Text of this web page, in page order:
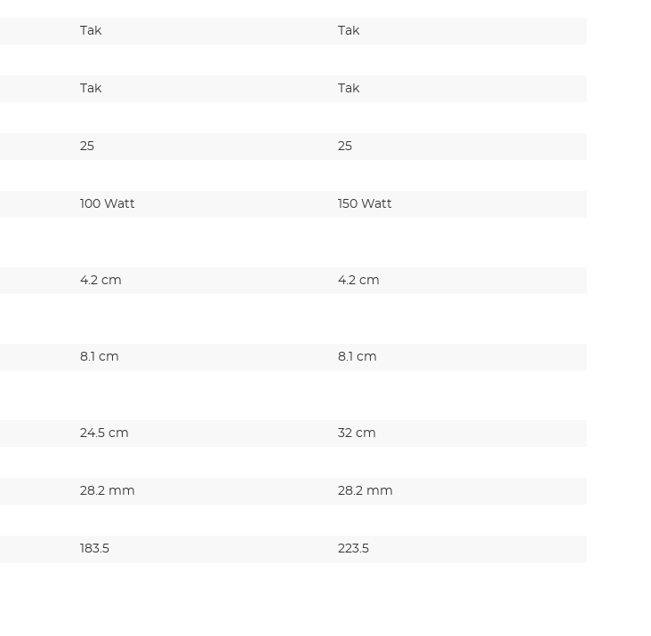
Tak Tak
Tak Tak
25 25
100 Watt 150 Watt
4.2 cm 4.2 cm
8.1 cm 8.1 cm
24.5 cm 32 cm
28.2 mm 28.2 mm
183.5 223.5